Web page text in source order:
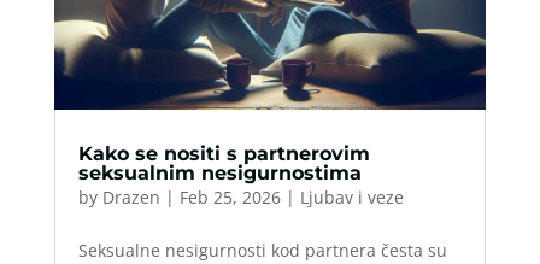
Kako se nositi s partnerovim
seksualnim nesigurnostima
by Drazen | Feb 25, 2026| Ljubav i veze
Seksualne nesigurnosti kod partnera česta su